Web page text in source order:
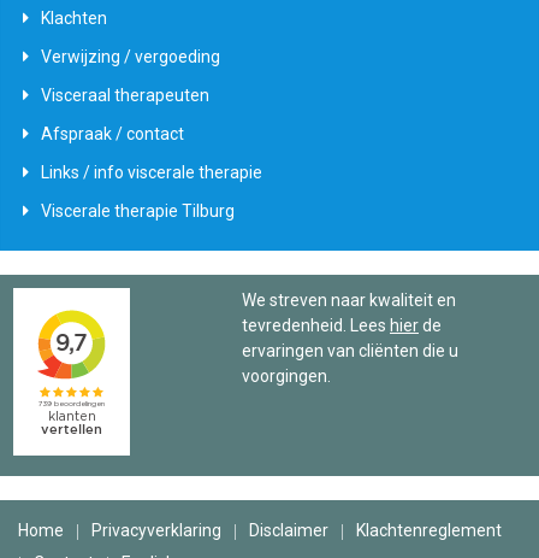
Klachten
Verwijzing / vergoeding
Visceraal therapeuten
Afspraak / contact
Links / info viscerale therapie
Viscerale therapie Tilburg
We streven naar kwaliteit en
tevredenheid. Lees hierde
ervaringen van cliënten die u
voorgingen.
Home Privacyverklaring Disclaimer
Klachtenreglement